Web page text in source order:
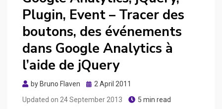
Plugin, Event – Tracer des
boutons, des événements
dans Google Analytics à
l’aide de jQuery
by Bruno Flaven
Posted
2 April 2011
Updated on 24 September 2013 5 min read